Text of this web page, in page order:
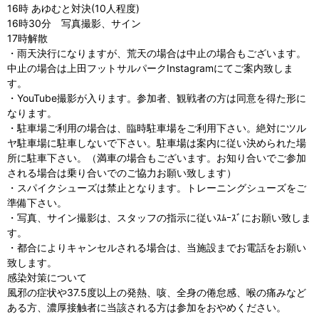
16時 あゆむと対決(10人程度)
16時30分 写真撮影、サイン
17時解散
・雨天決行になりますが、荒天の場合は中止の場合もございます。
中止の場合は上田フットサルパークInstagramにてご案内致しま
す。
・YouTube撮影が入ります。参加者、観戦者の方は同意を得た形に
なります。
・駐車場ご利用の場合は、臨時駐車場をご利用下さい。絶対にツル
ヤ駐車場に駐車しないで下さい。駐車場は案内に従い決められた場
所に駐車下さい。（満車の場合もございます。お知り合いでご参加
される場合は乗り合いでのご協力お願い致します）
・スパイクシューズは禁止となります。トレーニングシューズをご
準備下さい。
・写真、サイン撮影は、スタッフの指示に従いｽﾑｰｽﾞにお願い致しま
す。
・都合によりキャンセルされる場合は、当施設までお電話をお願い
致します。
感染対策について
風邪の症状や37.5度以上の発熱、咳、全身の倦怠感、喉の痛みなど
ある方、濃厚接触者に当該される方は参加をおやめください。